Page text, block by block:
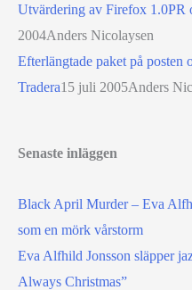
Utvärdering av Firefox 1.0PR
2004Anders Nicolaysen
Efterlängtade paket på posten
Tradera15 juli 2005Anders
Senaste inläggen
Black April Murder – Eva
som en mörk vårstorm
Eva Alfhild Jonsson släpper
Always Christmas”